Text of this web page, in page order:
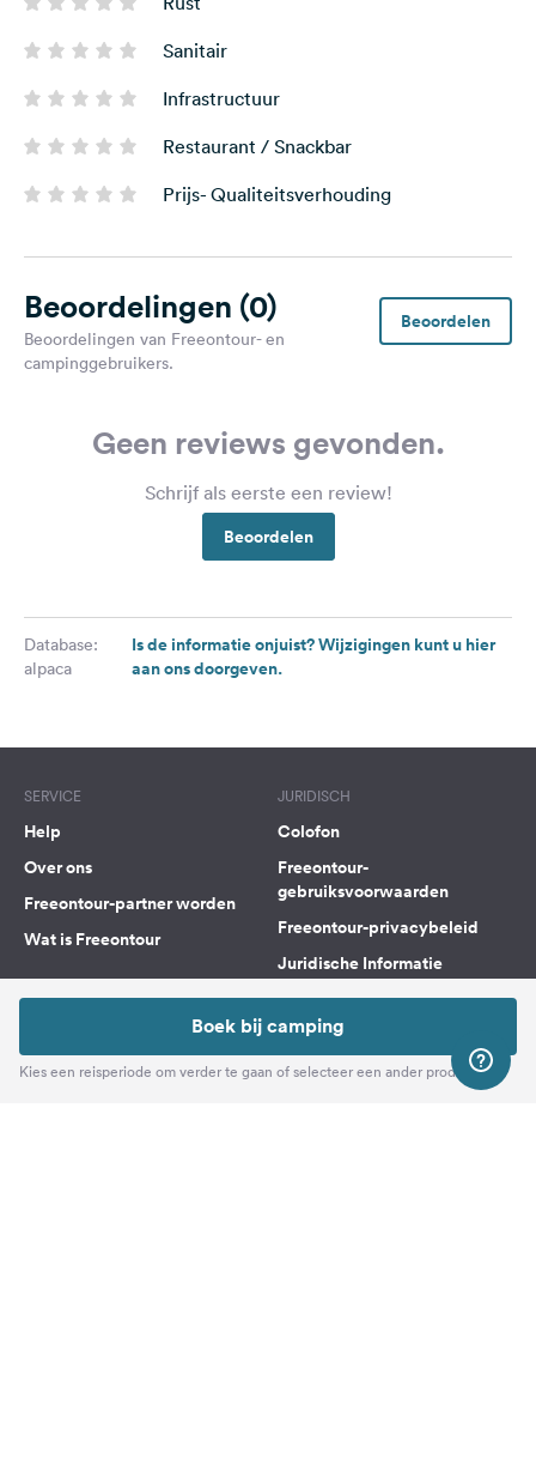
Boek bij camping
Kies een reisperiode om verder te gaan of selecteer een ander product
Sanitair
Infrastructuur
Restaurant / Snackbar
Prijs- Qualiteitsverhouding
Beoordelingen (0)
Beoordelingen van Freeontour- en
campinggebruikers.
Beoordelen
Geen reviews gevonden.
Schrijf als eerste een review!
Beoordelen
Database:
alpaca
Is de informatie onjuist? Wijzigingen kunt u hier
aan ons doorgeven.
SERVICE
Help
Over ons
Freeontour-partner worden
Wat is Freeontour
JURIDISCH
Colofon
Freeontour-
gebruiksvoorwaarden
Freeontour-privacybeleid
Juridische Informatie